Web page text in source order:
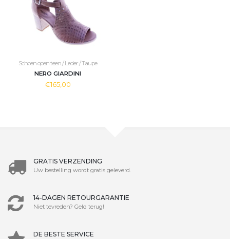
Schoen open teen / Leder / Taupe
NERO GIARDINI
€165,00
GRATIS VERZENDING
Uw bestelling wordt gratis geleverd.
14-DAGEN RETOURGARANTIE
Niet tevreden? Geld terug!
DE BESTE SERVICE